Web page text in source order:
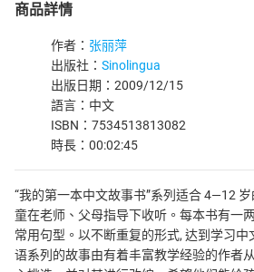
商品詳情
作者： 张丽萍
出版社： Sinolingua
出版日期：2009/12/15
語言：中文
ISBN：7534513813082
時長：00:02:45
“我的第一本中文故事书”系列适合 4—12
童在老师、父母指导下收听。每本书有一
常用句型。以不断重复的形式, 达到学习
语系列的故事由有着丰富教学经验的作者